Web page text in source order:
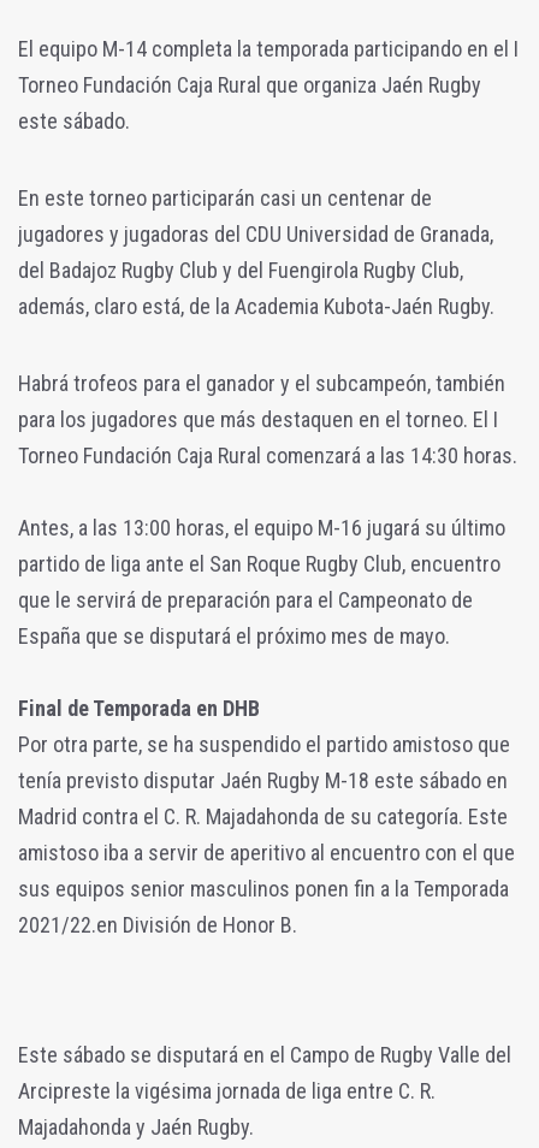
El equipo M-14 completa la temporada participando en el I
Torneo Fundación Caja Rural que organiza Jaén Rugby
este sábado.
En este torneo participarán casi un centenar de
jugadores y jugadoras del CDU Universidad de Granada,
del Badajoz Rugby Club y del Fuengirola Rugby Club,
además, claro está, de la Academia Kubota-Jaén Rugby.
Habrá trofeos para el ganador y el subcampeón, también
para los jugadores que más destaquen en el torneo. El I
Torneo Fundación Caja Rural comenzará a las 14:30 horas.
Antes, a las 13:00 horas, el equipo M-16 jugará su último
partido de liga ante el San Roque Rugby Club, encuentro
que le servirá de preparación para el Campeonato de
España que se disputará el próximo mes de mayo.
Final de Temporada en DHB
Por otra parte, se ha suspendido el partido amistoso que
tenía previsto disputar Jaén Rugby M-18 este sábado en
Madrid contra el C. R. Majadahonda de su categoría. Este
amistoso iba a servir de aperitivo al encuentro con el que
sus equipos senior masculinos ponen fin a la Temporada
2021/22.en División de Honor B.
Este sábado se disputará en el Campo de Rugby Valle del
Arcipreste la vigésima jornada de liga entre C. R.
Majadahonda y Jaén Rugby.